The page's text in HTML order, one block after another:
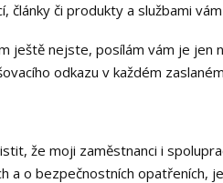
články či produkty a službami
ještě nejste, posílám vám je jen
odkazu v každém
že moji zaměstnanci i
a o bezpečnostních opatřeních,